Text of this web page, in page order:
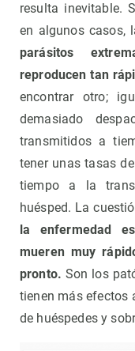
resulta inevitable.
en algunos casos,
parásitos
reproducen tan
encontrar otro;
demasiado
transmitidos a
tener unas tasas
tiempo a la
huésped. La
la enfermedad
mueren muy
pronto. Son los
tienen más efectos
de huéspedes y